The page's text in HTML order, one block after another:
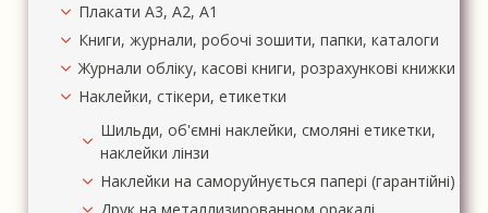
Плакати А3, А2, А1
Книги, журнали, робочі зошити, папки, каталоги
Журнали обліку, касові книги, розрахункові книжки
Наклейки, стікери, етикетки
Шильди, об'ємні наклейки, смоляні етикетки,
наклейки лінзи
Наклейки на саморуйнується папері (гарантійні)